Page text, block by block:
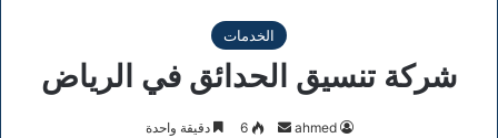
الخدمات
شركة تنسيق الحدائق في الرياض
ahmed
أرسل6 دقيقة واحدة